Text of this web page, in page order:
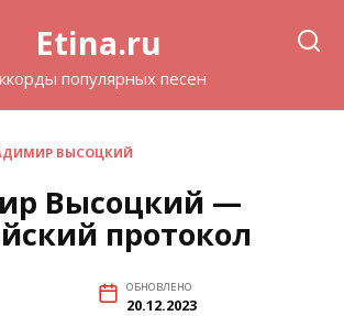
Etina.ru
популярных песен
ВЫСОЦКИЙ
Высоцкий —
протокол
ОБНОВЛЕНО
20.12.2023